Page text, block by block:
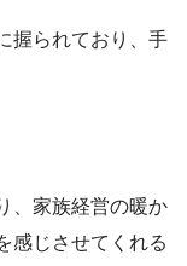
握られており、手
、家族経営の暖か
感じさせてくれる